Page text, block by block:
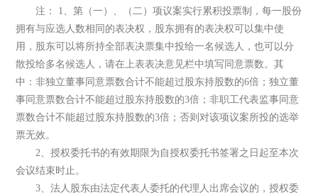
注： 1、第（一）、（二）项议案实行累积投票制，每一股份
拥有与应选人数相同的表决权，股东拥有的表决权可以集中使
用，股东可以将所持全部表决票集中投给一名候选人，也可以分
散投给多名候选人，请在上表表决意见栏中填写同意票数。其
中：非独立董事同意票数合计不能超过股东持股数的6倍；独立董
事同意票数合计不能超过股东持股数的3倍；非职工代表监事同意
票数合计不能超过股东持股数的3倍；否则对该项议案所投的选举
票无效。
2、授权委托书的有效期限为自授权委托书签署之日起至本次
会议结束时止。
3、法人股东由法定代表人委托的代理人出席会议的，授权委